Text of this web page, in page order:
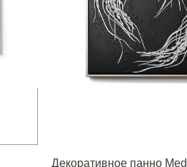
Декоративное панно